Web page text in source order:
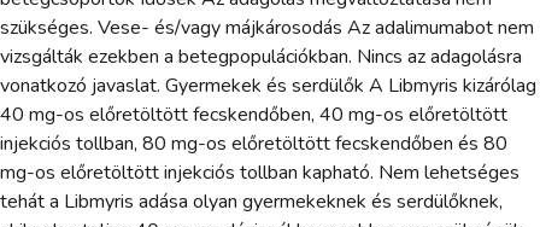
szükséges. Vese- és/vagy májkárosodás Az adalimumabot nem
vizsgálták ezekben a betegpopulációkban. Nincs az adagolásra
vonatkozó javaslat. Gyermekek és serdülők A Libmyris kizárólag
40 mg-os előretöltött fecskendőben, 40 mg-os előretöltött
injekciós tollban, 80 mg-os előretöltött fecskendőben és 80
mg-os előretöltött injekciós tollban kapható. Nem lehetséges
tehát a Libmyris adása olyan gyermekeknek és serdülőknek,